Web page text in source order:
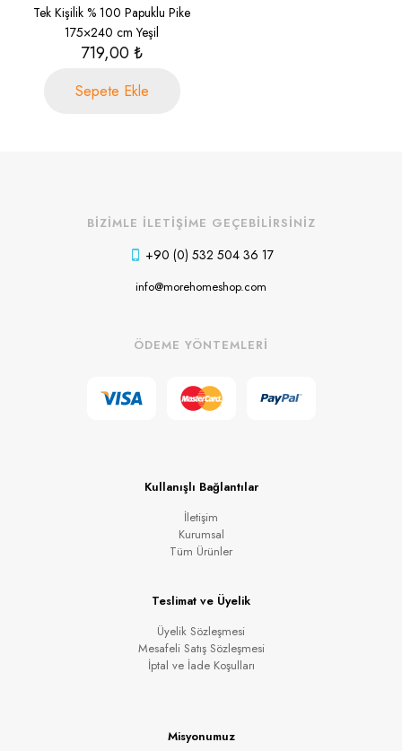
Tek Kişilik % 100 Papuklu Pike
175×240 cm Yeşil
719,00₺
Sepete Ekle
BİZİMLE İLETİŞİME GEÇEBİLİRSİNİZ
+90 (0) 532 504 36 17
info@morehomeshop.com
ÖDEME YÖNTEMLERİ
Kullanışlı Bağlantılar
İletişim
Kurumsal
Tüm Ürünler
Teslimat ve Üyelik
Üyelik Sözleşmesi
Mesafeli Satış Sözleşmesi
İptal ve İade Koşulları
Misyonumuz